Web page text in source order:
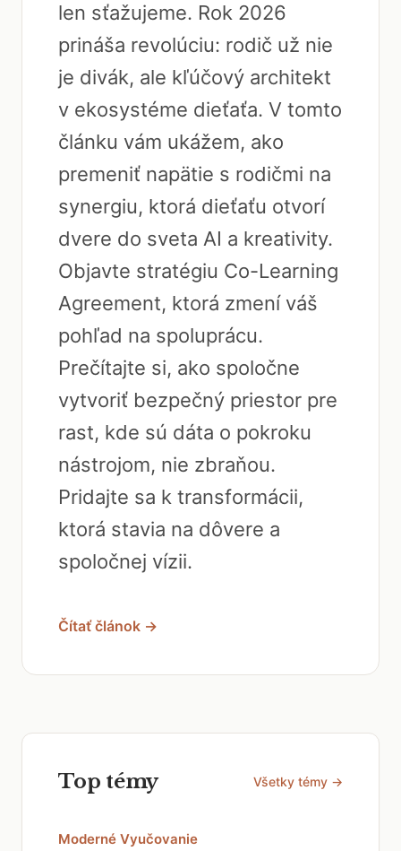
len sťažujeme. Rok 2026
prináša revolúciu: rodič už nie
je divák, ale kľúčový architekt
v ekosystéme dieťaťa. V tomto
článku vám ukážem, ako
premeniť napätie s rodičmi na
synergiu, ktorá dieťaťu otvorí
dvere do sveta AI a kreativity.
Objavte stratégiu Co-Learning
Agreement, ktorá zmení váš
pohľad na spoluprácu.
Prečítajte si, ako spoločne
vytvoriť bezpečný priestor pre
rast, kde sú dáta o pokroku
nástrojom, nie zbraňou.
Pridajte sa k transformácii,
ktorá stavia na dôvere a
spoločnej vízii.
Čítať článok →
Top témy Všetky témy →
Moderné Vyučovanie